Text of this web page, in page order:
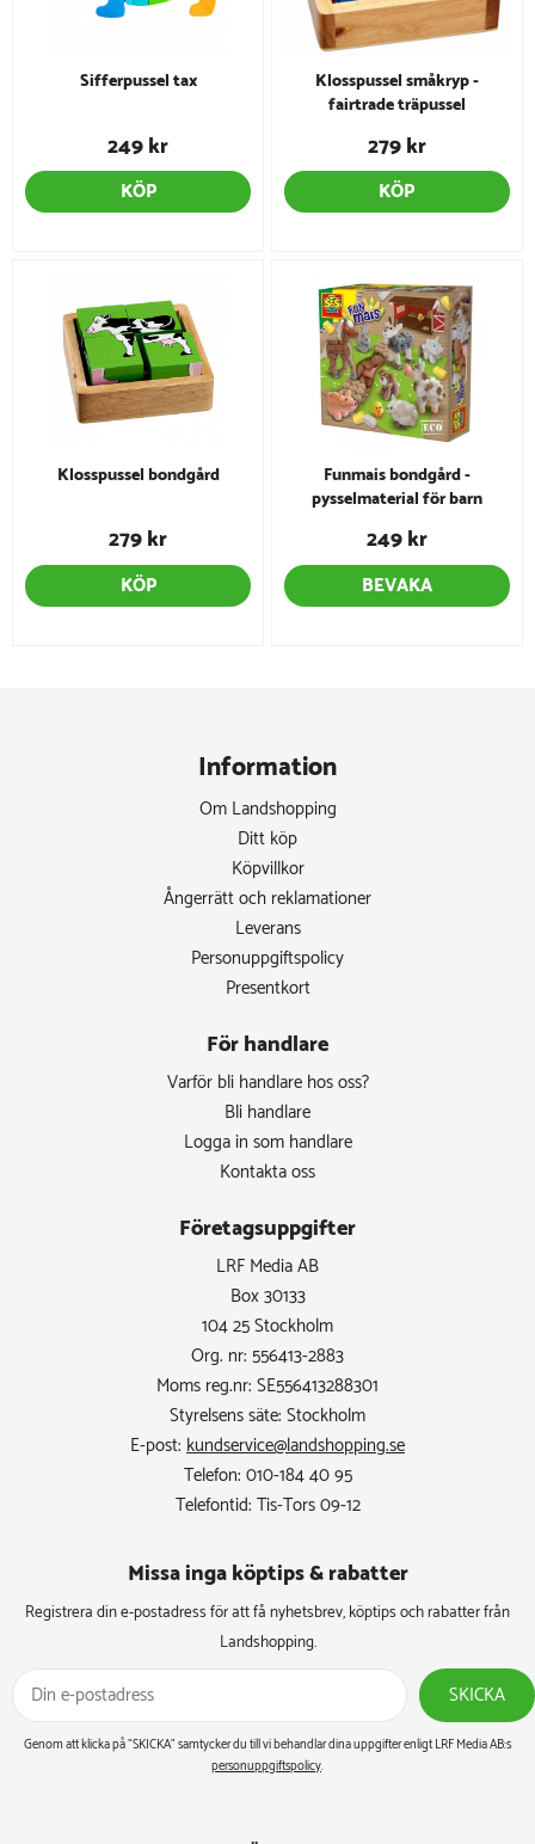
Sifferpussel tax
249 kr
KÖP
Klosspussel småkryp -
fairtrade träpussel
279 kr
KÖP
Klosspussel bondgård
279 kr
KÖP
Funmais bondgård -
pysselmaterial för barn
249 kr
BEVAKA
Information
Om Landshopping
Ditt köp
Köpvillkor
Ångerrätt och reklamationer
Leverans
Personuppgiftspolicy
Presentkort
För handlare
Varför bli handlare hos oss?
Bli handlare
Logga in som handlare
Kontakta oss
Företagsuppgifter
LRF Media AB
Box 30133
104 25 Stockholm
Org. nr: 556413-2883
Moms reg.nr: SE556413288301
Styrelsens säte: Stockholm
E-post: kundservice@landshopping.se
Telefon: 010-184 40 95
Telefontid: Tis-Tors 09-12
Missa inga köptips & rabatter​
Registrera din e-postadress för att få nyhetsbrev, köptips och rabatter från
Landshopping.
SKICKA
Genom att klicka på ”SKICKA” samtycker du till vi behandlar dina uppgifter enligt LRF Media AB:s
personuppgiftspolicy.